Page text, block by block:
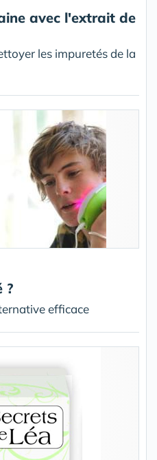
avec l'extrait de
les impuretés de la
?
efficace